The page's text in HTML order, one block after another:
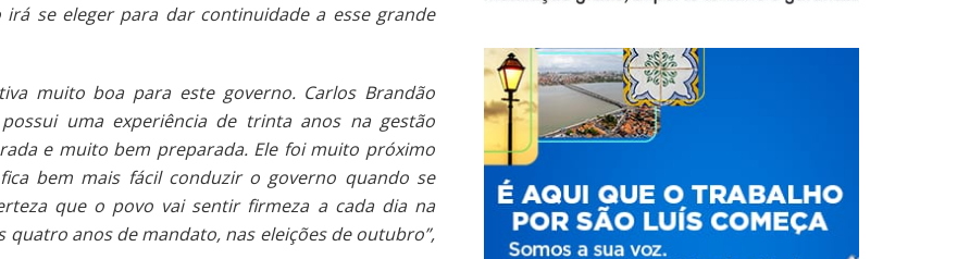
se eleger para dar continuidade a esse grande
muito boa para este governo. Carlos Brandão
uma experiência de trinta anos na gestão
e muito bem preparada. Ele foi muito próximo
bem mais fácil conduzir o governo quando se
que o povo vai sentir firmeza a cada dia na
quatro anos de mandato, nas eleições de outubro”,